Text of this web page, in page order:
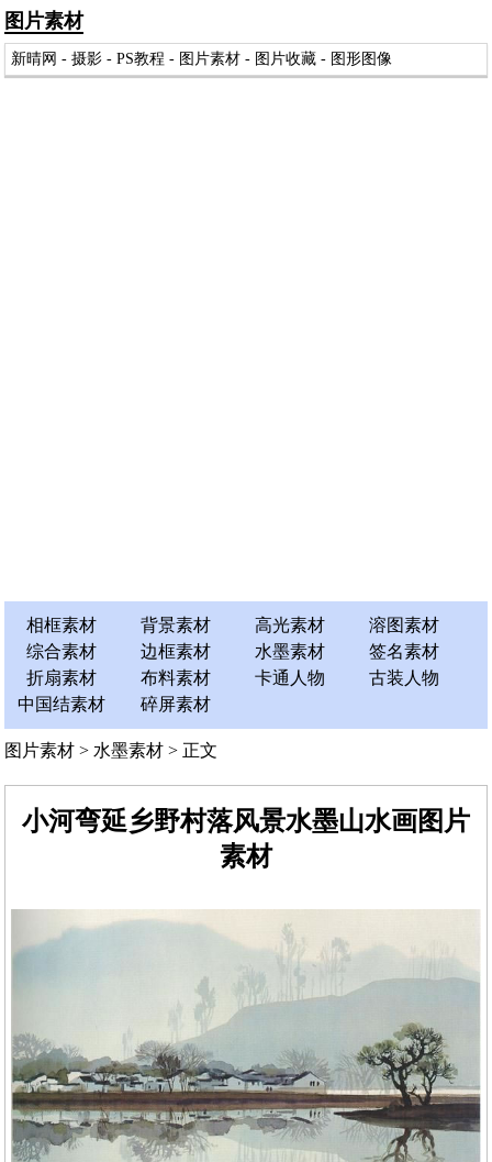
图片素材
新晴网 - 摄影 - PS教程 - 图片素材 - 图片收藏 - 图形图像
相框素材 背景素材 高光素材
溶图素材
综合素材
边框素材 水墨素材
签名素材
折扇素材
布料素材 卡通人物
古装人物
中国结素材
碎屏素材
图片素材 > 水墨素材 > 正文
小河弯延乡野村落风景水墨山水画图片
素材